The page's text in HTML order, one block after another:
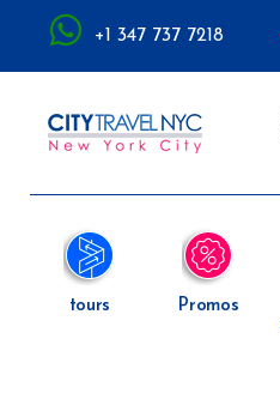
+1 347 737 7218
tours Promos